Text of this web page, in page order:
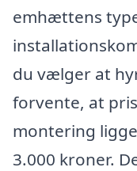
emhættens
du vælger at
forvente, at
montering
3.000 kroner.